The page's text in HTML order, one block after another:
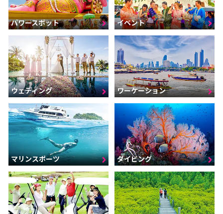
パワースポット イベント
ウェディング ワーケーション
マリンスポーツ ダイビング